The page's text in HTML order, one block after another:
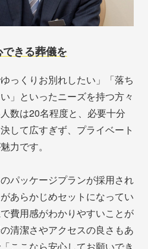
きる葬儀を
っくりお別れしたい」「落ち
」といったニーズを持つ方々
数は20名程度と、必要十分
して広すぎず、プライベート
力です。
パッケージプランが採用され
あらかじめセットになってい
費用感がわかりやすいことが
清潔さやアクセスの良さもあ